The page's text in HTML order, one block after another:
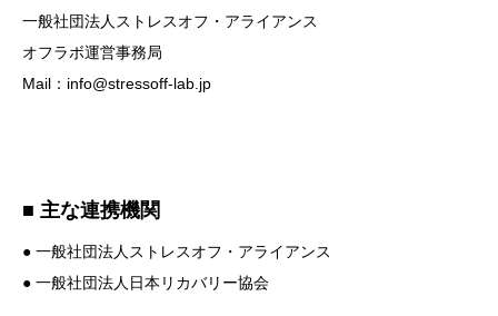
一般社団法人ストレスオフ・アライアンス
オフラボ運営事務局
Mail： info@stressoff-lab.jp
■ 主な連携機関
● 一般社団法人ストレスオフ・アライアンス
● 一般社団法人日本リカバリー協会